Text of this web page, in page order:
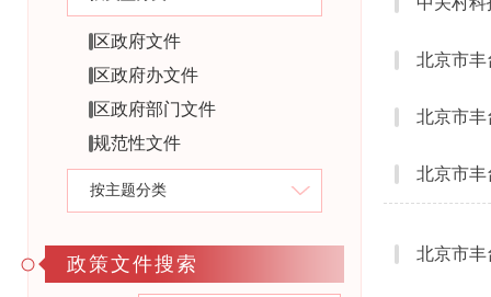
区政府文件
区政府办文件
区政府部门文件
规范性文件
按主题分类
政策文件搜索